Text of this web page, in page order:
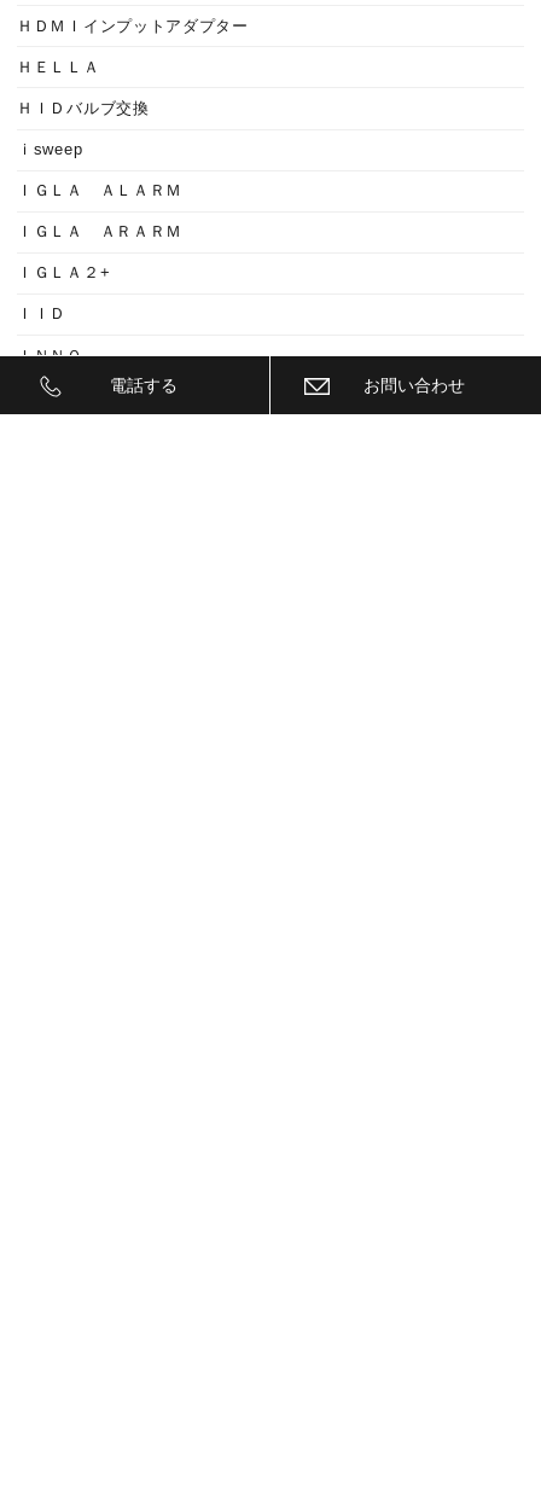
ＨＤＭＩインプットアダプター
ＨＥＬＬＡ
ＨＩＤバルブ交換
ｉsweep
ＩＧＬＡ ＡＬＡＲＭ
ＩＧＬＡ ＡＲＡＲＭ
ＩＧＬＡ２+
ＩＩＤ
ＩＮＮＯ
ｉｓｗｅｅｐ(IS1500)
電話する お問い合わせ